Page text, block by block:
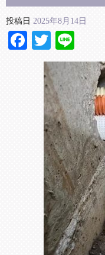
投稿日 2025年8月14日
Facebook
Twitter